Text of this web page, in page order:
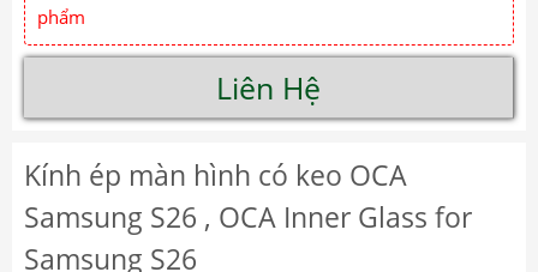
phẩm
Liên Hệ
Kính ép màn hình có keo OCA
Samsung S26 , OCA Inner Glass for
Samsung S26